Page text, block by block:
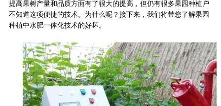
提高果树产量和品质方面有了很大的提高，但仍有很多果园种植户
不知道这项便捷的技术。为什么呢？接下来，我们将带您了解果园
种植中水肥一体化技术的好坏。